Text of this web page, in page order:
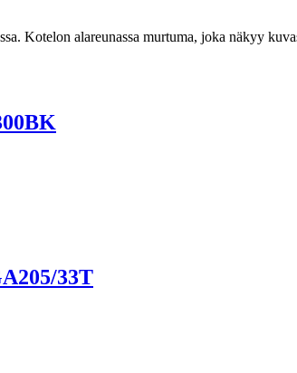
Kotelon alareunassa murtuma, joka näkyy
33T